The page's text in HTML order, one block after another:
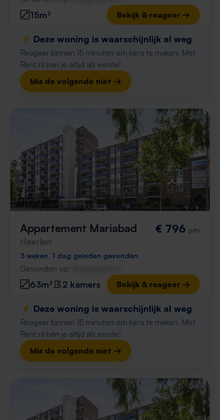
15m² Bekijk & reageer →
⚡️ Deze woning is waarschijnlijk al weg
Reageer binnen 15 minuten om kans te maken. Met
Rent.nl ben je altijd als eerste!
Mis de volgende niet →
Appartement Mariabad
Heerlen
€ 796 p/m
3 weken, 1 dag geleden gevonden
Gevonden op:
63m² 2 kamers Bekijk & reageer →
⚡️ Deze woning is waarschijnlijk al weg
Reageer binnen 15 minuten om kans te maken. Met
Rent.nl ben je altijd als eerste!
Mis de volgende niet →